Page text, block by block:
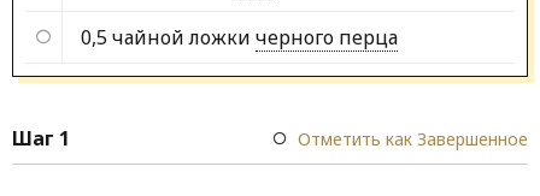
0,5 чайной ложки черного перца
Шаг 1 Отметить как Завершенное